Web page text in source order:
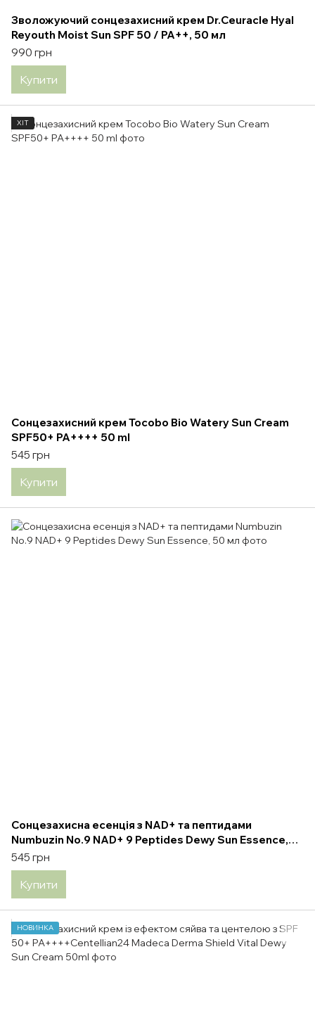
Зволожуючий сонцезахисний крем Dr.Ceuracle Hyal
Reyouth Moist Sun SPF 50 / PA++, 50 мл
990 грн
Купити
ХІТ
Сонцезахисний крем Tocobo Bio Watery Sun Cream
SPF50+ PA++++ 50 ml
545 грн
Купити
Сонцезахисна есенція з NAD+ та пептидами
Numbuzin No.9 NAD+ 9 Peptides Dewy Sun Essence,
50 мл
545 грн
Купити
НОВИНКА